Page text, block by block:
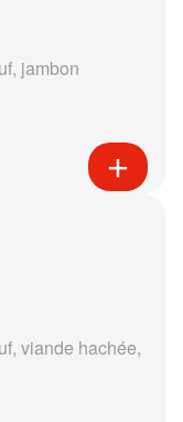
jambon
viande hachée,